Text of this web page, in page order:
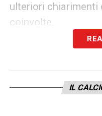
ulteriori chiarimenti
coinvolte.
Ultime notizie
PAROLE–« Sono
IL